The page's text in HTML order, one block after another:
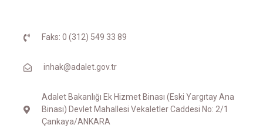
Faks: 0 (312) 549 33 89
inhak@adalet.gov.tr
Adalet Bakanlığı Ek Hizmet Binası (Eski Yargıtay Ana
Binası) Devlet Mahallesi Vekaletler Caddesi No: 2/1
Çankaya/ANKARA